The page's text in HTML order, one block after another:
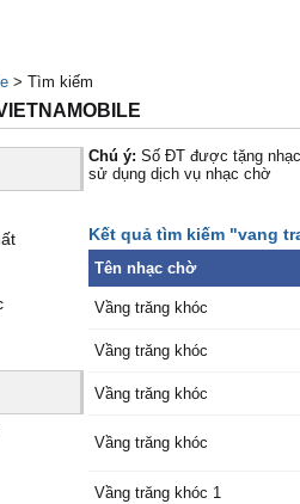
> Tìm kiếm
Chú ý: Số ĐT được tặng
sử dụng dịch vụ nhạc chờ
Kết quả tìm kiếm "vang
Tên nhạc chờ
Vầng trăng khóc
Vầng trăng khóc
Vầng trăng khóc
Vầng trăng khóc
Vầng trăng khóc 1